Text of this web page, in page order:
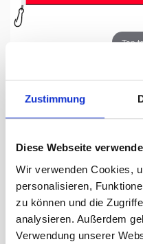
Zustimmung
Diese Webseite
Wir verwenden Cookies,
personalisieren,
zu können und die
analysieren. Außerdem
Verwendung unserer
Tap
Österreich, 70 x
55.50 CHF